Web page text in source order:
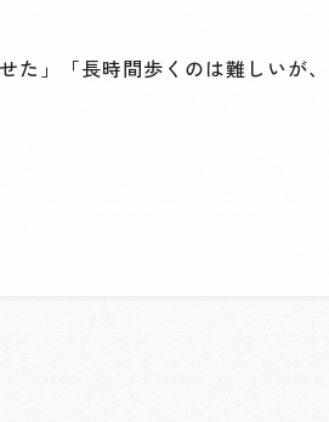
」「長時間歩くのは難しいが